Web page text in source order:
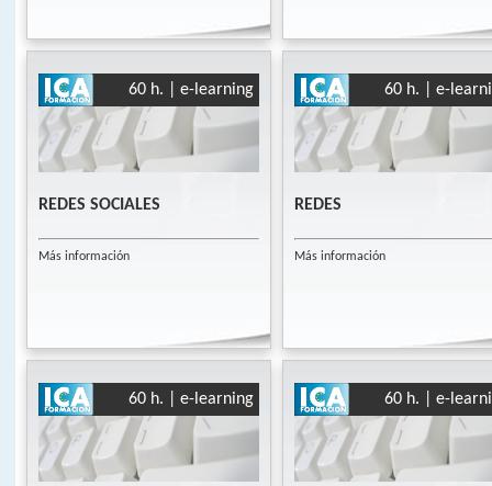
60 h. | e-learning
REDES SOCIALES
Más información
60 h. | e-
REDES
Más información
60 h. | e-learning 60 h. | e-